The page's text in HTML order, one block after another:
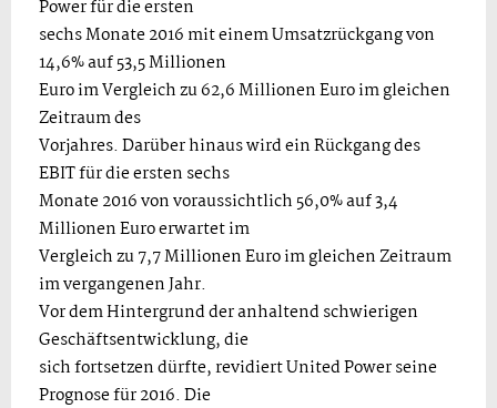
Power für die ersten
sechs Monate 2016 mit einem Umsatzrückgang von
14,6% auf 53,5 Millionen
Euro im Vergleich zu 62,6 Millionen Euro im gleichen
Zeitraum des
Vorjahres. Darüber hinaus wird ein Rückgang des
EBIT für die ersten sechs
Monate 2016 von voraussichtlich 56,0% auf 3,4
Millionen Euro erwartet im
Vergleich zu 7,7 Millionen Euro im gleichen Zeitraum
im vergangenen Jahr.
Vor dem Hintergrund der anhaltend schwierigen
Geschäftsentwicklung, die
sich fortsetzen dürfte, revidiert United Power seine
Prognose für 2016. Die